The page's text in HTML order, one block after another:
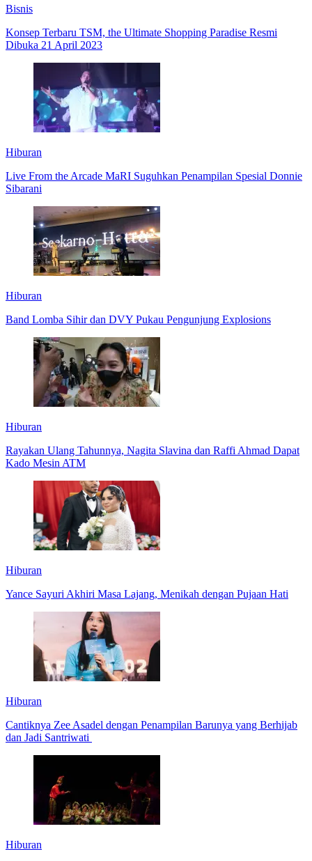
Bisnis
Konsep Terbaru TSM, the Ultimate Shopping Paradise Resmi
Dibuka 21 April 2023
Hiburan
Live From the Arcade MaRI Suguhkan Penampilan Spesial Donnie
Sibarani
Hiburan
Band Lomba Sihir dan DVY Pukau Pengunjung Explosions
Hiburan
Rayakan Ulang Tahunnya, Nagita Slavina dan Raffi Ahmad Dapat
Kado Mesin ATM
Hiburan
Yance Sayuri Akhiri Masa Lajang, Menikah dengan Pujaan Hati
Hiburan
Cantiknya Zee Asadel dengan Penampilan Barunya yang Berhijab
dan Jadi Santriwati
Hiburan